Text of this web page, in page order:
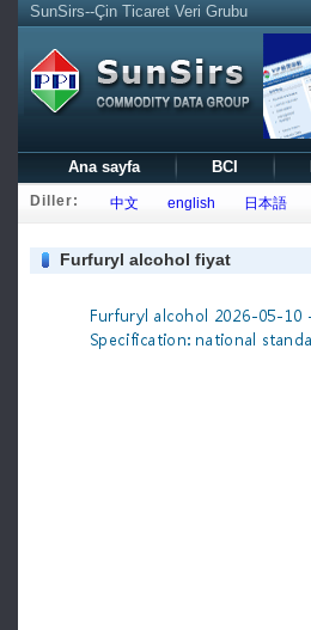
SunSirs--Çin Ticaret Veri Grubu
Ana sayfa BCI
Diller: 中文 english 日本語
Furfuryl alcohol fiyat